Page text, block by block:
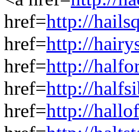
href=http://
href=http://
href=http://
href=http://
href=http://